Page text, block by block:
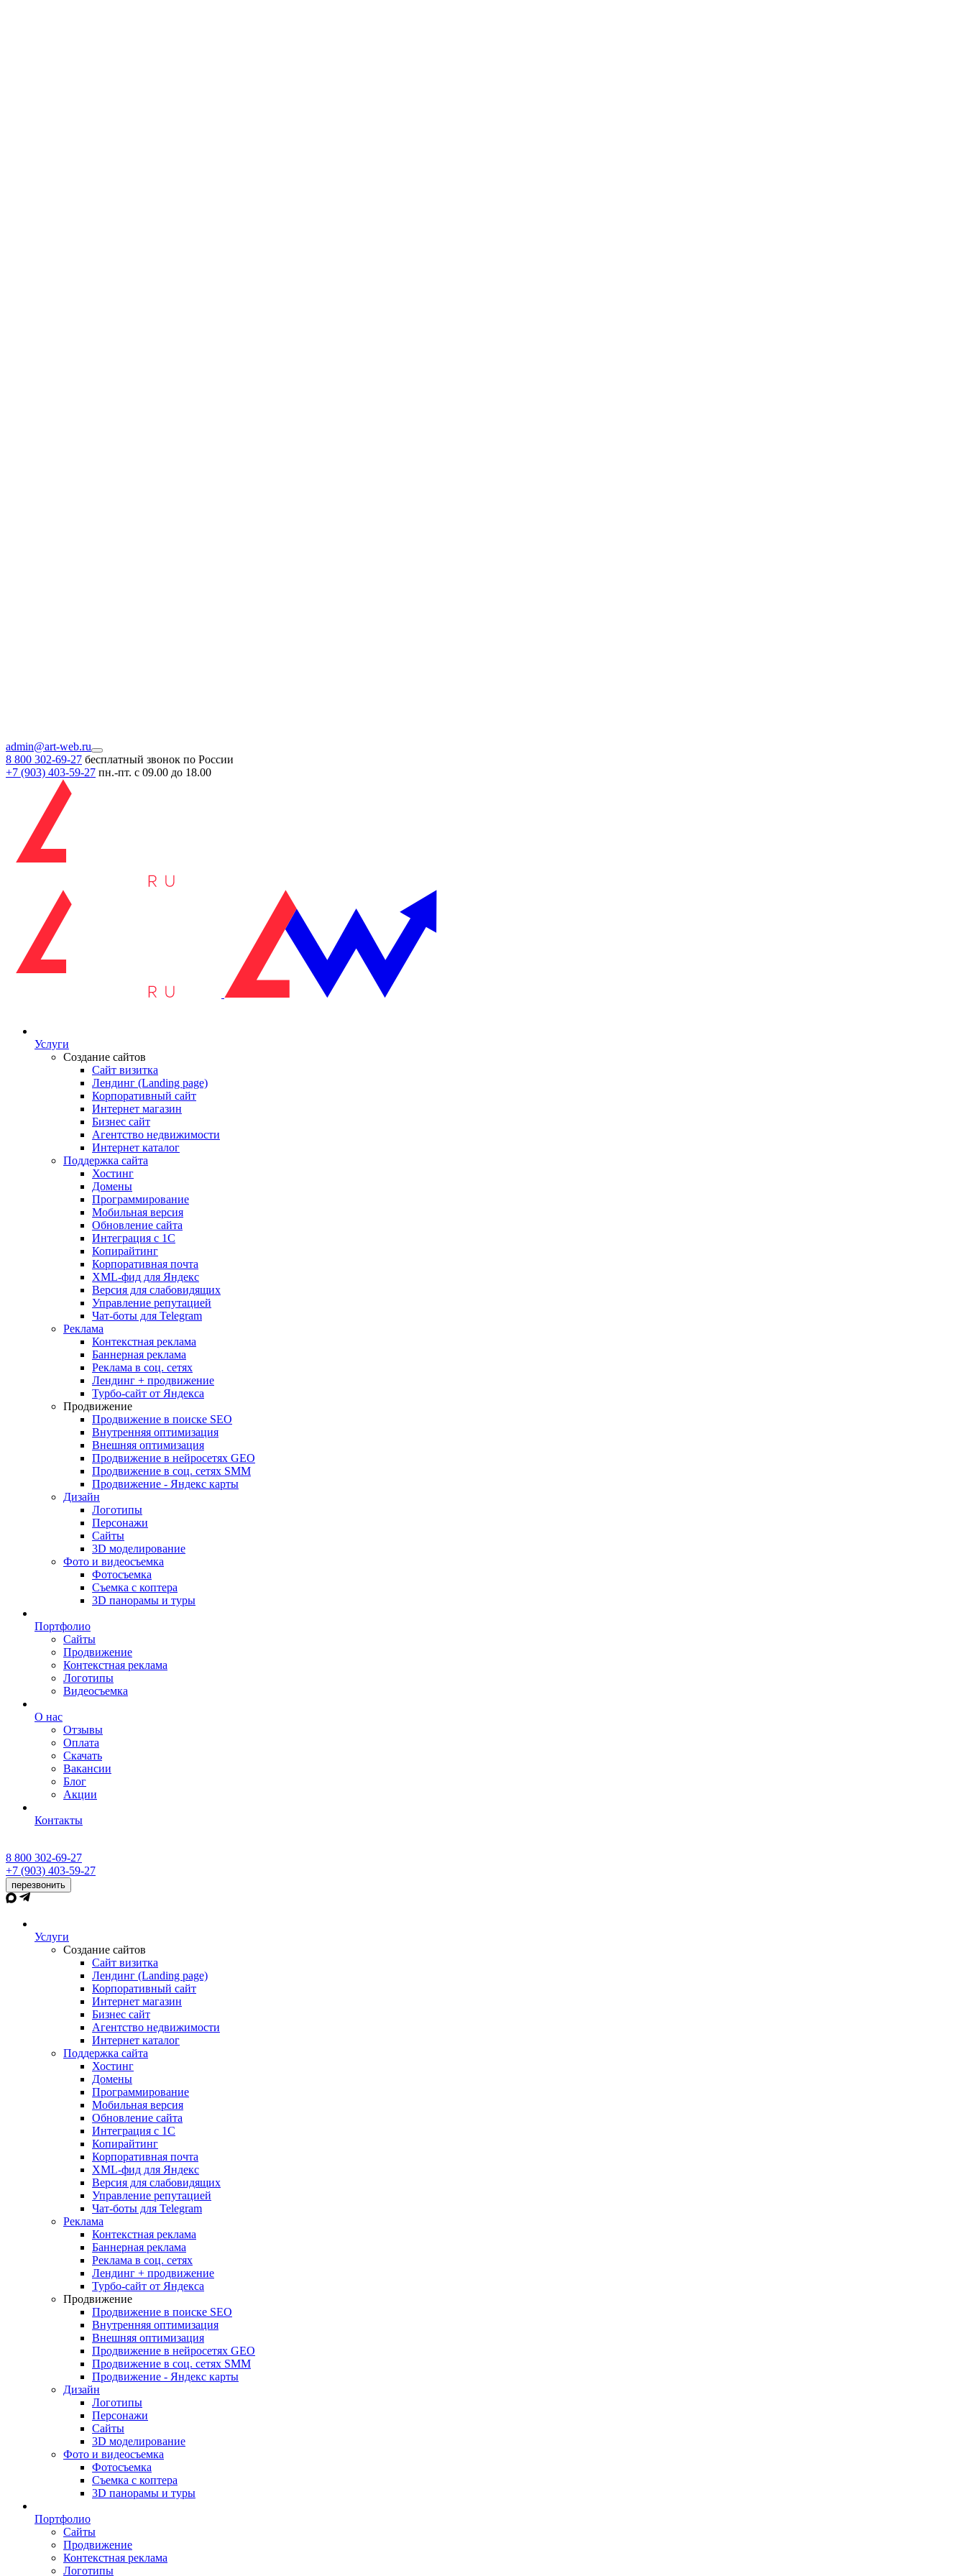
admin@art-web.ru
8 800 302-69-27 бесплатный звонок по России
+7 (903) 403-59-27 пн.-пт. с 09.00 до 18.00
Услуги
Создание сайтов
Сайт визитка
Лендинг (Landing page)
Корпоративный сайт
Интернет магазин
Бизнес сайт
Агентство недвижимости
Интернет каталог
Поддержка сайта
Хостинг
Домены
Программирование
Мобильная версия
Обновление сайта
Интеграция с 1С
Копирайтинг
Корпоративная почта
XML-фид для Яндекс
Версия для слабовидящих
Управление репутацией
Чат-боты для Telegram
Реклама
Контекстная реклама
Баннерная реклама
Реклама в соц. сетях
Лендинг + продвижение
Турбо-сайт от Яндекса
Продвижение
Продвижение в поиске SEO
Внутренняя оптимизация
Внешняя оптимизация
Продвижение в нейросетях GEO
Продвижение в соц. сетях SMM
Продвижение - Яндекс карты
Дизайн
Логотипы
Персонажи
Сайты
3D моделирование
Фото и видеосъемка
Фотосъемка
Съемка с коптера
3D панорамы и туры
Портфолио
Сайты
Продвижение
Контекстная реклама
Логотипы
Видеосъемка
О нас
Отзывы
Оплата
Скачать
Вакансии
Блог
Акции
Контакты
8 800 302-69-27
+7 (903) 403-59-27
перезвонить
Услуги
Создание сайтов
Сайт визитка
Лендинг (Landing page)
Корпоративный сайт
Интернет магазин
Бизнес сайт
Агентство недвижимости
Интернет каталог
Поддержка сайта
Хостинг
Домены
Программирование
Мобильная версия
Обновление сайта
Интеграция с 1С
Копирайтинг
Корпоративная почта
XML-фид для Яндекс
Версия для слабовидящих
Управление репутацией
Чат-боты для Telegram
Реклама
Контекстная реклама
Баннерная реклама
Реклама в соц. сетях
Лендинг + продвижение
Турбо-сайт от Яндекса
Продвижение
Продвижение в поиске SEO
Внутренняя оптимизация
Внешняя оптимизация
Продвижение в нейросетях GEO
Продвижение в соц. сетях SMM
Продвижение - Яндекс карты
Дизайн
Логотипы
Персонажи
Сайты
3D моделирование
Фото и видеосъемка
Фотосъемка
Съемка с коптера
3D панорамы и туры
Портфолио
Сайты
Продвижение
Контекстная реклама
Логотипы